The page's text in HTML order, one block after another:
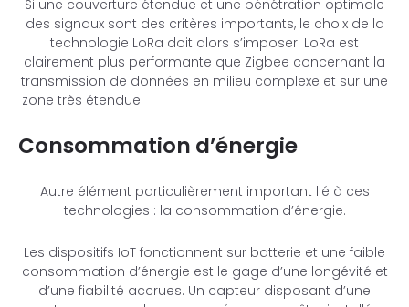
Si une couverture étendue et une pénétration optimale
des signaux sont des critères importants, le choix de la
technologie LoRa doit alors s’imposer. LoRa est
clairement plus performante que Zigbee concernant la
transmission de données en milieu complexe et sur une
zone très étendue.
Consommation d’énergie
Autre élément particulièrement important lié à ces
technologies : la consommation d’énergie.
Les dispositifs IoT fonctionnent sur batterie et une faible
consommation d’énergie est le gage d’une longévité et
d’une fiabilité accrues. Un capteur disposant d’une